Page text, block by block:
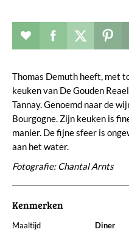
Restaurant toevoegen
Deel dit opDeel
Thomas Demuth heeft, met
keuken van De Gouden
Tannay. Genoemd naar de
Bourgogne. Zijn keuken is
manier. De fijne sfeer is
aan het water.
Fotografie: Chantal Arnts
Kenmerken
Maaltijd
Diner